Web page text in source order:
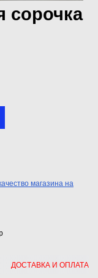
сорочка
ДОСТАВКА И ОПЛАТА